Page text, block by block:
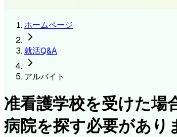
ホームページ
就活Q&A
アルバイト
准看護学校を受けた場
病院を探す必要があり